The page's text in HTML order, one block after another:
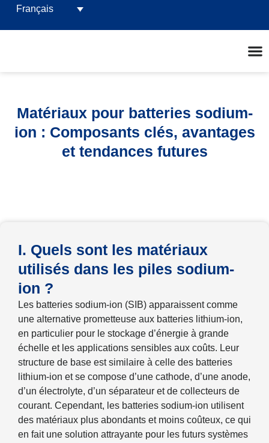
Français
Matériaux pour batteries sodium-
ion : Composants clés, avantages
et tendances futures
I. Quels sont les matériaux
utilisés dans les piles sodium-
ion ?
Les batteries sodium-ion (SIB) apparaissent comme
une alternative prometteuse aux batteries lithium-ion,
en particulier pour le stockage d’énergie à grande
échelle et les applications sensibles aux coûts. Leur
structure de base est similaire à celle des batteries
lithium-ion et se compose d’une cathode, d’une anode,
d’un électrolyte, d’un séparateur et de collecteurs de
courant. Cependant, les batteries sodium-ion utilisent
des matériaux plus abondants et moins coûteux, ce qui
en fait une solution attrayante pour les futurs systèmes